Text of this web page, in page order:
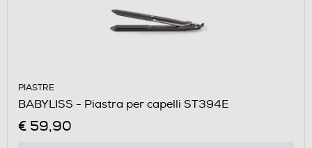
PIASTRE
BABYLISS - Piastra per capelli ST394E
€ 59,90